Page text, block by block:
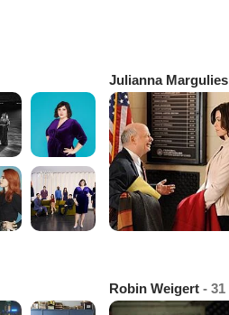
Julianna Margulies
Robin Weigert - 31